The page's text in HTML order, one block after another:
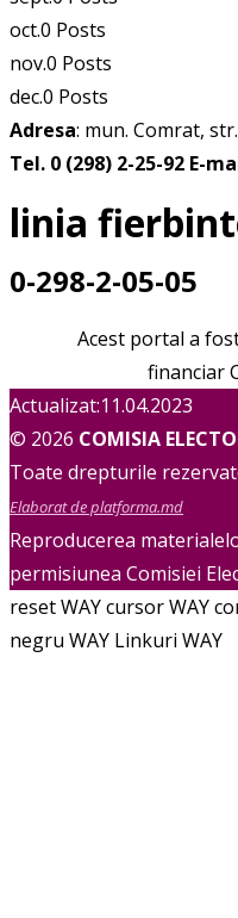
oct.0 Posts
nov.0 Posts
dec.0 Posts
Adresa: mun. Comrat,
Tel. 0 (298) 2-25-92 E-
linia
0-298-2-05-05
Acest portal a
financiar
Actualizat:11.04.2023
© 2026 COMISIA
Toate drepturile
Elaborat de platforma.md
Reproducerea
permisiunea Comisiei
reset WAYcursor WAY
negru WAY Linkuri WAY